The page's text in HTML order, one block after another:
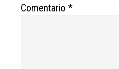
Comentario*